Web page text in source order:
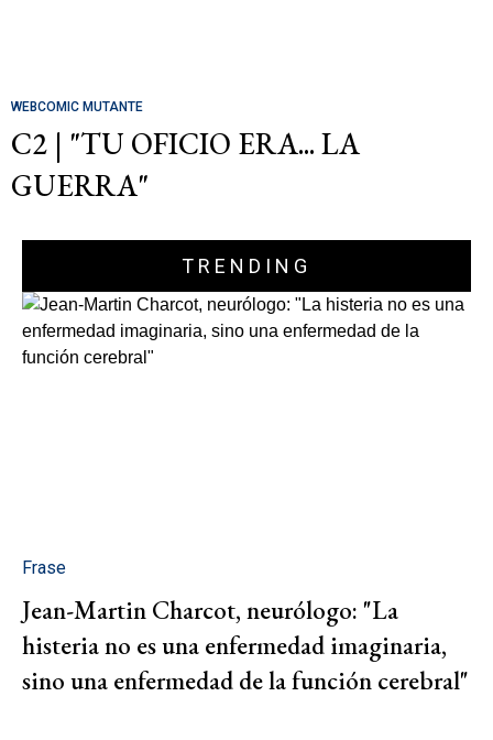
WEBCOMIC MUTANTE
C2 | "TU OFICIO ERA... LA
GUERRA"
TRENDING
Frase
Jean-Martin Charcot, neurólogo: "La
histeria no es una enfermedad imaginaria,
sino una enfermedad de la función cerebral"